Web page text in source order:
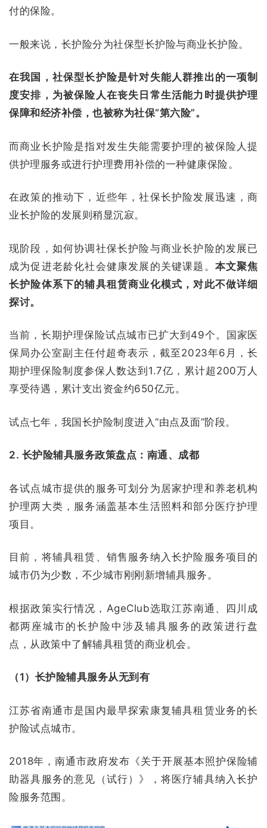
付的保险。
一般来说，长护险分为社保型长护险与商业长护险。
在我国，社保型长护险是针对失能人群推出的一项制
度安排，为被保险人在丧失日常生活能力时提供护理
保障和经济补偿，也被称为社保“第六险”。
而商业长护险是指对发生失能需要护理的被保险人提
供护理服务或进行护理费用补偿的一种健康保险。
在政策的推动下，近些年，社保长护险发展迅速，商
业长护险的发展则稍显沉寂。
现阶段，如何协调社保长护险与商业长护险的发展已
成为促进老龄化社会健康发展的关键课题。 本文聚焦
长护险体系下的辅具租赁商业化模式，对此不做详细
探讨。
当前，长期护理保险试点城市已扩大到49个。国家医
保局办公室副主任付超奇表示，截至2023年6月，长
期护理保险制度参保人数达到1.7亿，累计超200万人
享受待遇，累计支出资金约650亿元。
试点七年，我国长护险制度进入“由点及面”阶段。
2. 长护险辅具服务政策盘点：南通、成都
各试点城市提供的服务可划分为居家护理和养老机构
护理两大类，服务涵盖基本生活照料和部分医疗护理
项目。
目前，将辅具租赁、销售服务纳入长护险服务项目的
城市仍为少数，不少城市刚刚新增辅具服务。
根据政策实行情况，AgeClub选取江苏南通、四川成
都两座城市的长护险中涉及辅具服务的政策进行盘
点，从政策中了解辅具租赁的商业机会。
（1）长护险辅具服务从无到有
江苏省南通市是国内最早探索康复辅具租赁业务的长
护险试点城市。
2018年，南通市政府发布《关于开展基本照护保险辅
助器具服务的意见（试行）》，将医疗辅具纳入长护
险服务范围。